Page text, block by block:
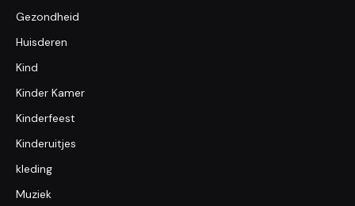
Gezondheid
Huisderen
Kind
Kinder Kamer
Kinderfeest
Kinderuitjes
kleding
Muziek